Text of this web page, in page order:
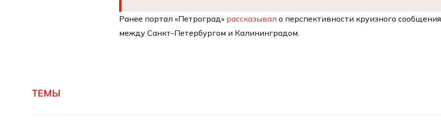
Ранее портал «Петроград» рассказывал о перспективности круизного сообщения
между Санкт-Петербургом и Калининградом.
ТЕМЫ